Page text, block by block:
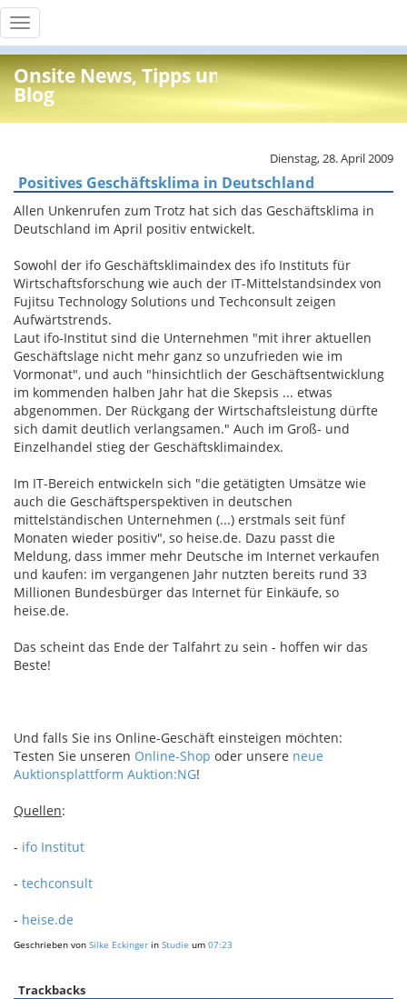
Toggle
navigation
Onsite News, Tipps und Info
Blog
Dienstag, 28. April 2009
Positives Geschäftsklima in Deutschland
Allen Unkenrufen zum Trotz hat sich das Geschäftsklima in
Deutschland im April positiv entwickelt.
Sowohl der ifo Geschäftsklimaindex des ifo Instituts für
Wirtschaftsforschung wie auch der IT-Mittelstandsindex von
Fujitsu Technology Solutions und Techconsult zeigen
Aufwärtstrends.
Laut ifo-Institut sind die Unternehmen "mit ihrer aktuellen
Geschäftslage nicht mehr ganz so unzufrieden wie im
Vormonat", und auch "hinsichtlich der Geschäftsentwicklung
im kommenden halben Jahr hat die Skepsis ... etwas
abgenommen. Der Rückgang der Wirtschaftsleistung dürfte
sich damit deutlich verlangsamen." Auch im Groß- und
Einzelhandel stieg der Geschäftsklimaindex.
Im IT-Bereich entwickeln sich "die getätigten Umsätze wie
auch die Geschäftsperspektiven in deutschen
mittelständischen Unternehmen (...) erstmals seit fünf
Monaten wieder positiv", so heise.de. Dazu passt die
Meldung, dass immer mehr Deutsche im Internet verkaufen
und kaufen: im vergangenen Jahr nutzten bereits rund 33
Millionen Bundesbürger das Internet für Einkäufe, so
heise.de.
Das scheint das Ende der Talfahrt zu sein - hoffen wir das
Beste!
Und falls Sie ins Online-Geschäft einsteigen möchten:
Testen Sie unseren Online-Shop oder unsere neue
Auktionsplattform Auktion:NG!
Quellen:
- ifo Institut
- techconsult
- heise.de
Geschrieben von Silke Eckinger in Studie um 07:23
Trackbacks